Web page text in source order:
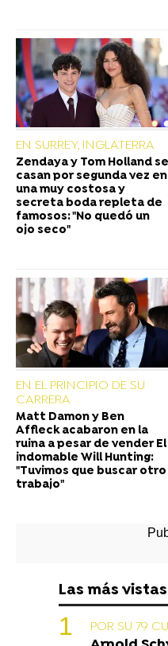
EN SURREY, INGLATERRA
Zendaya y Tom Holland se
casan por segunda vez en
una muy costosa y
secreta boda repleta de
famosos: "No quedó un
ojo seco"
EN EL PRINCIPIO DE SU
CARRERA
Matt Damon y Ben
Affleck acabaron en la
ruina a pesar de vender El
indomable Will Hunting:
"Tuvimos que buscar otro
trabajo"
Las más vistas
POR SU 79